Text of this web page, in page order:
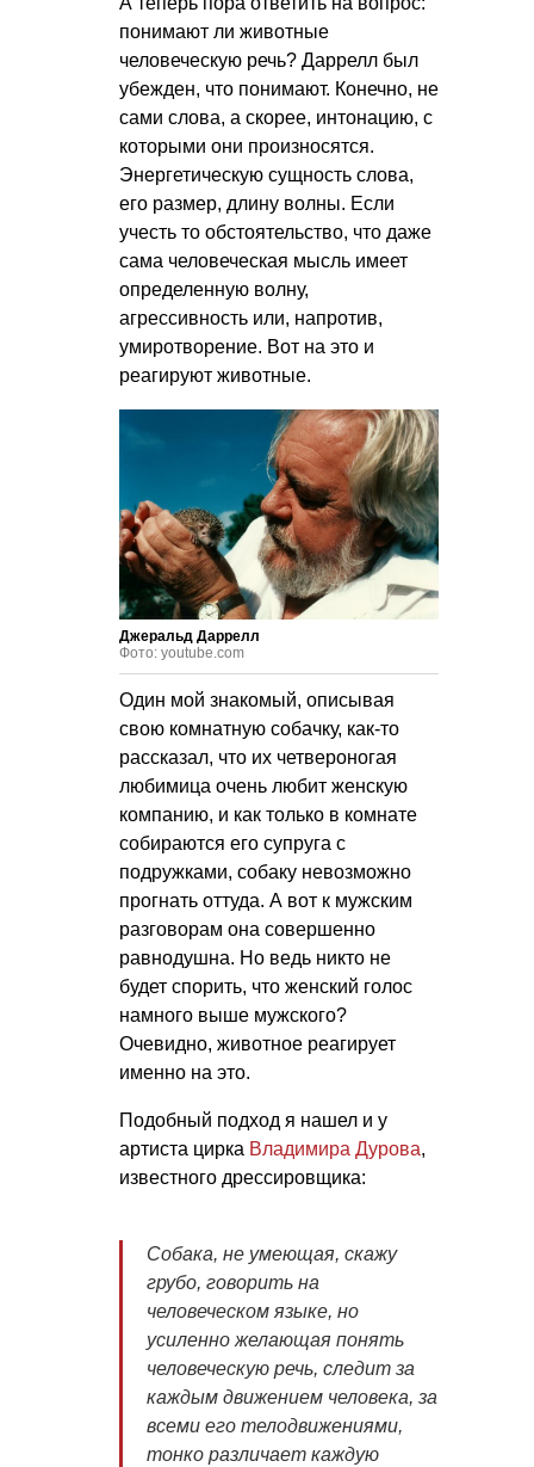
понимают ли животные
человеческую речь? Даррелл был
убежден, что понимают. Конечно, не
сами слова, а скорее, интонацию, с
которыми они произносятся.
Энергетическую сущность слова,
его размер, длину волны. Если
учесть то обстоятельство, что даже
сама человеческая мысль имеет
определенную волну,
агрессивность или, напротив,
умиротворение. Вот на это и
реагируют животные.
Джеральд Даррелл
Фото: youtube.com
Один мой знакомый, описывая
свою комнатную собачку, как-то
рассказал, что их четвероногая
любимица очень любит женскую
компанию, и как только в комнате
собираются его супруга с
подружками, собаку невозможно
прогнать оттуда. А вот к мужским
разговорам она совершенно
равнодушна. Но ведь никто не
будет спорить, что женский голос
намного выше мужского?
Очевидно, животное реагирует
именно на это.
Подобный подход я нашел и у
артиста цирка Владимира Дурова,
известного дрессировщика:
Собака, не умеющая, скажу
грубо, говорить на
человеческом языке, но
усиленно желающая понять
человеческую речь, следит за
каждым движением человека, за
всеми его телодвижениями,
тонко различает каждую